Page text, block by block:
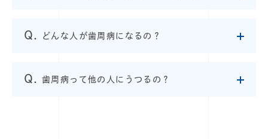
どんな人が歯周病になるの？
歯周病って他の人にうつるの？